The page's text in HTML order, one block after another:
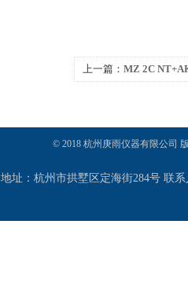
上一篇： MZ 2C
© 2018 杭州庚雨仪器有限公司
地址：杭州市拱墅区定海街284号 联